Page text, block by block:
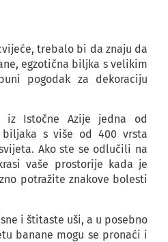
trebalo bi da znaju da
egzotična biljka s velikim
pogodak za dekoraciju
iz Istočne Azije jedna od
s više od 400 vrsta
Ako ste se odlučili na
vaše prostorije kada je
potražite znakove bolesti
i štitaste uši, a u posebno
banane mogu se pronaći i